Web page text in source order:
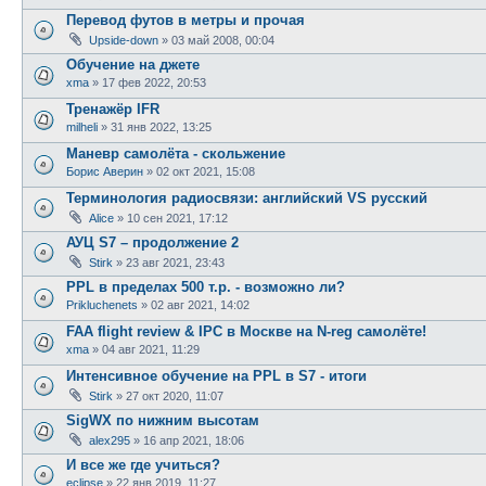
Перевод футов в метры и прочая
Upside-down » 03 май 2008, 00:04
Обучение на джете
xma » 17 фев 2022, 20:53
Тренажёр IFR
milheli » 31 янв 2022, 13:25
Маневр самолёта - скольжение
Борис Аверин » 02 окт 2021, 15:08
Терминология радиосвязи: английский VS русский
Alice » 10 сен 2021, 17:12
АУЦ S7 – продолжение 2
Stirk » 23 авг 2021, 23:43
PPL в пределах 500 т.р. - возможно ли?
Prikluchenets » 02 авг 2021, 14:02
FAA flight review & IPC в Москве на N-reg самолёте!
xma » 04 авг 2021, 11:29
Интенсивное обучение на PPL в S7 - итоги
Stirk » 27 окт 2020, 11:07
SigWX по нижним высотам
alex295 » 16 апр 2021, 18:06
И все же где учиться?
eclipse » 22 янв 2019, 11:27